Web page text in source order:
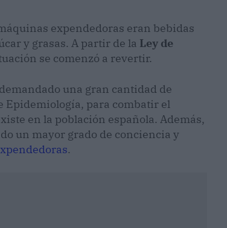
expendedoras eran bebidas
y grasas. A partir de la Ley de
se comenzó a revertir.
una gran cantidad de
Epidemiología, para combatir el
en la población española. Además,
un mayor grado de conciencia y
.